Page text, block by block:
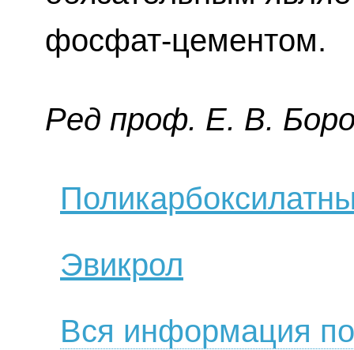
фосфат-цементом.
Ред пpoф. E. В.
Эвикрол
Вся информация